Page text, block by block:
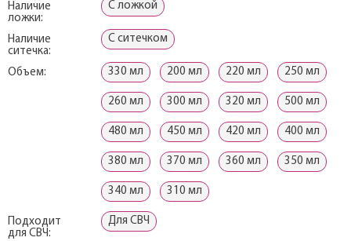
Наличие
ложки:
С ложкой
Наличие
ситечка:
С ситечком
Объем: 330 мл 200 мл 220 мл 250 мл
260 мл 300 мл 320 мл 500 мл
480 мл 450 мл 420 мл 400 мл
380 мл 370 мл 360 мл 350 мл
340 мл 310 мл
Подходит
для СВЧ:
Для СВЧ